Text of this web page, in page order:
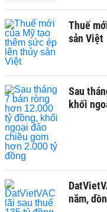
Thuế
sản Việt
Sau
khối
năm,